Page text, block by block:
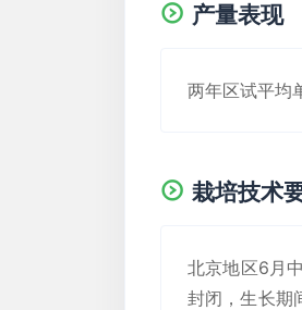
产量表现
两年区试平均
栽培技术
北京地区6月
封闭，生长期